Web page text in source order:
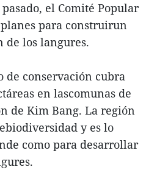
el Comité Popular
para construirun
de los langures.
de conservación cubra
en lascomunas de
de Kim Bang. La región
y es lo
como para desarrollar